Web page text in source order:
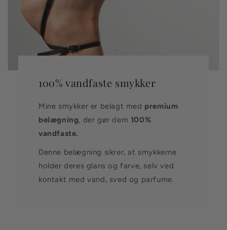
100% vandfaste smykker
Mine smykker er belagt med premium
belægning, der gør dem 100%
vandfaste.
Denne belægning sikrer, at smykkerne
holder deres glans og farve, selv ved
kontakt med vand, sved og parfume.